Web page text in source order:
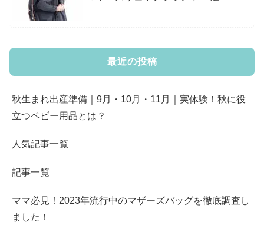
最近の投稿
秋生まれ出産準備｜9月・10月・11月｜実体験！秋に役
立つベビー用品とは？
人気記事一覧
記事一覧
ママ必見！2023年流行中のマザーズバッグを徹底調査し
ました！